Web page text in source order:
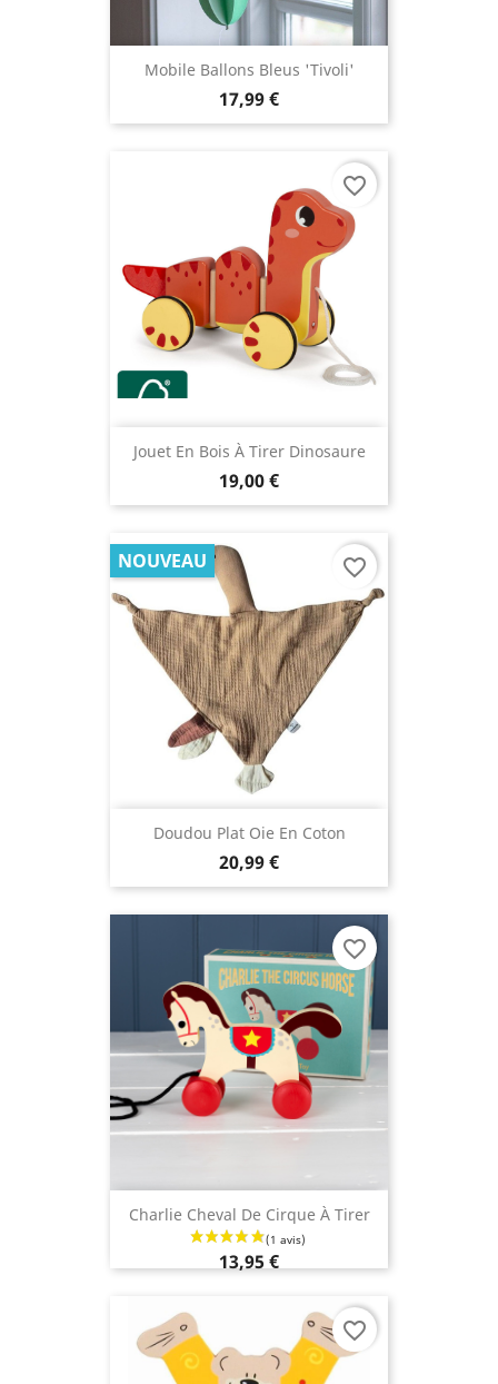
Mobile Ballons Bleus 'Tivoli'
17,99 €
Jouet En Bois À Tirer Dinosaure
19,00 €
favorite_border
Doudou Plat Oie En Coton
20,99 €
NOUVEAU favorite_border
Charlie Cheval De Cirque À Tirer
13,95 €
favorite_border
favorite_border